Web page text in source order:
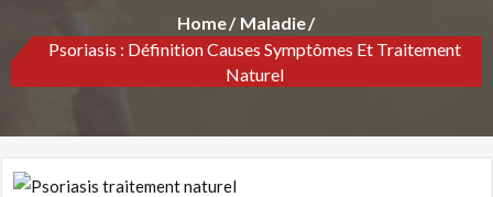
Home
Maladie
Psoriasis : Définition Causes Symptômes Et Traitement
Naturel